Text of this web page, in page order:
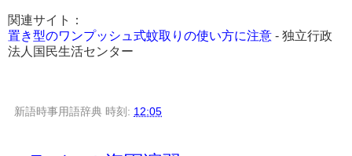
関連サイト：
置き型のワンプッシュ式蚊取りの使い方に注意 - 独立行政
法人国民生活センター
新語時事用語辞典 時刻: 12:05